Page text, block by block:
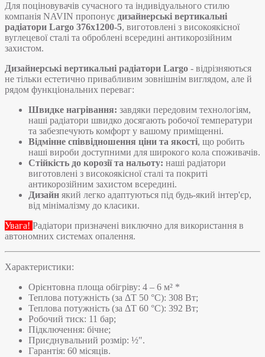
Для поціновувачів сучасного та індивідуального стилю
компанія NAVIN пропонує дизайнерські вертикальні
радіатори Largo 376х1200-5, виготовлені з високоякісної
вуглецевої сталі та оброблені всередині антикорозійним
захистом.
Дизайнерські вертикальні радіатори Largo - відрізняються
не тільки естетично привабливим зовнішнім виглядом, але й
рядом функціональних переваг:
Швидке нагрівання: завдяки передовим технологіям,
наші радіатори швидко досягають робочої температури
та забезпечують комфорт у вашому приміщенні.
Відмінне співвідношення ціни та якості, що робить
наші вироби доступними для широкого кола споживачів.
Стійкість до корозії та нальоту: наші радіатори
виготовлені з високоякісної сталі та покриті
антикорозійним захистом всередині.
Дизайн який легко адаптуються під будь-який інтер'єр,
від мінімалізму до класики.
Увага! Радіатори призначені виключно для використання в
автономних системах опалення.
Характеристики:
Орієнтовна площа обігріву: 4 – 6 м² *
Теплова потужність (за ΔT 50 °C): 308 Вт;
Теплова потужність (за ΔT 60 °C): 392 Вт;
Робочий тиск: 11 бар;
Підключення: бічне;
Приєднувальний розмір: ½".
Гарантія: 60 місяців.